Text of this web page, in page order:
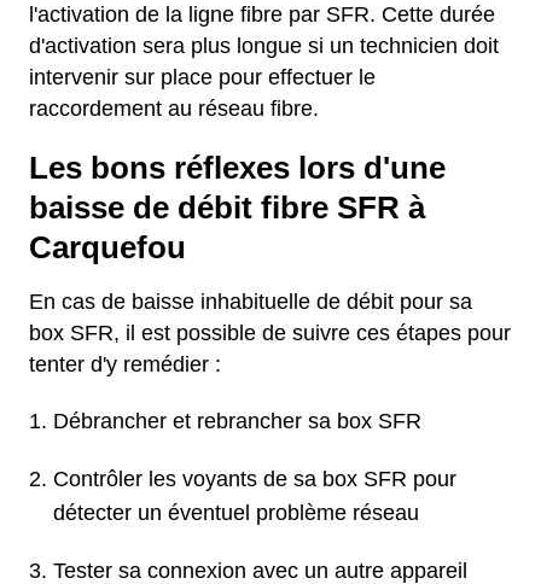
l'activation de la ligne fibre par SFR. Cette durée
d'activation sera plus longue si un technicien doit
intervenir sur place pour effectuer le
raccordement au réseau fibre.
Les bons réflexes lors d'une
baisse de débit fibre SFR à
Carquefou
En cas de baisse inhabituelle de débit pour sa
box SFR, il est possible de suivre ces étapes pour
tenter d'y remédier :
Débrancher et rebrancher sa box SFR
Contrôler les voyants de sa box SFR pour
détecter un éventuel problème réseau
Tester sa connexion avec un autre appareil